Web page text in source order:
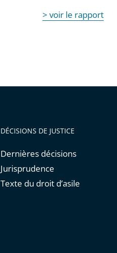
> voir le rapport
DÉCISIONS DE JUSTICE
Dernières décisions
Jurisprudence
Texte du droit d’asile